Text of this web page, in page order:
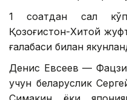
1 соатдан сал
Қозоғистон-Хитой
ғалабаси билан
Денис Евсеев —
учун беларуслик